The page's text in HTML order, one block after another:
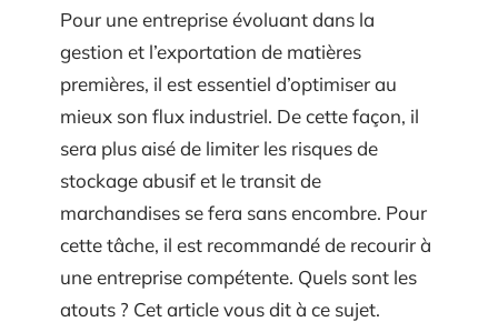
Pour une entreprise évoluant dans la
gestion et l’exportation de matières
premières, il est essentiel d’optimiser au
mieux son flux industriel. De cette façon, il
sera plus aisé de limiter les risques de
stockage abusif et le transit de
marchandises se fera sans encombre. Pour
cette tâche, il est recommandé de recourir à
une entreprise compétente. Quels sont les
atouts ? Cet article vous dit à ce sujet.